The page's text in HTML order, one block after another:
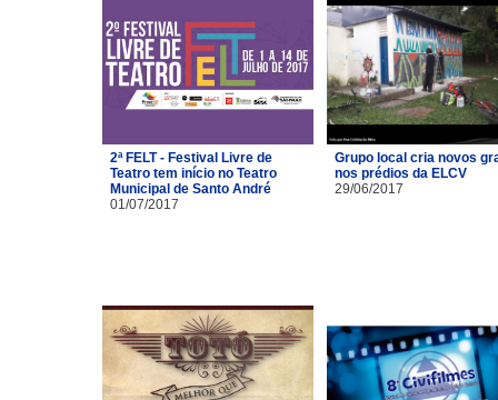
2ª FELT - Festival Livre de
Teatro tem início no Teatro
Municipal de Santo André
01/07/2017
Grupo local cria novos
nos prédios da ELCV
29/06/2017